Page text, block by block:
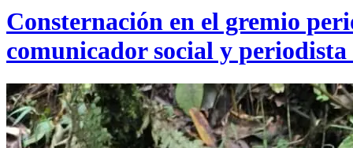
Consternación en el gremio
comunicador social y